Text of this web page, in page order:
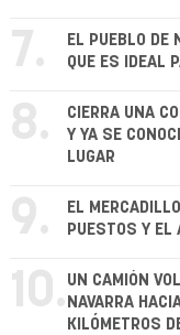
7.
EL PUEBLO DE
QUE ES IDEAL
8.
CIERRA UNA
Y YA SE
LUGAR
9.
EL
PUESTOS Y EL
10. UN CAMIÓN
NAVARRA
KILÓMETROS